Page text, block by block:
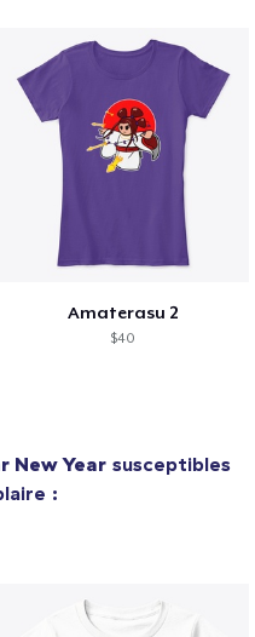
Amaterasu 2
$40
New Year susceptibles
: